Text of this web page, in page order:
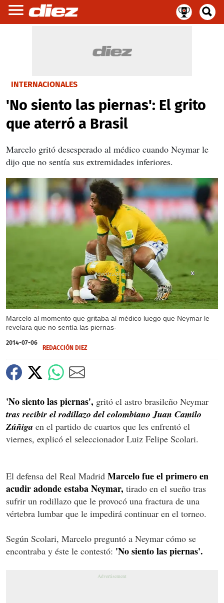
INTERNACIONALES
'No siento las piernas': El grito
que aterró a Brasil
Marcelo gritó desesperado al médico cuando Neymar le
dijo que no sentía sus extremidades inferiores.
Marcelo al momento que gritaba al médico luego que Neymar le
revelara que no sentía las piernas-
X
2014-07-06
REDACCIÓN DIEZ
'No siento las piernas', gritó el astro brasileño Neymar
tras recibir el rodillazo del colombiano Juan Camilo
Zúñiga en el partido de cuartos que les enfrentó el
viernes, explicó el seleccionador Luiz Felipe Scolari.
El defensa del Real Madrid Marcelo fue el primero en
acudir adonde estaba Neymar, tirado en el sueño tras
sufrir un rodillazo que le provocó una fractura de una
vértebra lumbar que le impedirá continuar en el torneo.
Según Scolari, Marcelo preguntó a Neymar cómo se
encontraba y éste le contestó: 'No siento las piernas'.